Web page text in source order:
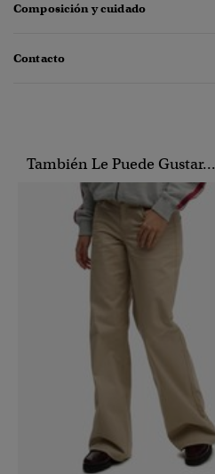
Composición y cuidado
Contacto
También Le Puede Gustar...